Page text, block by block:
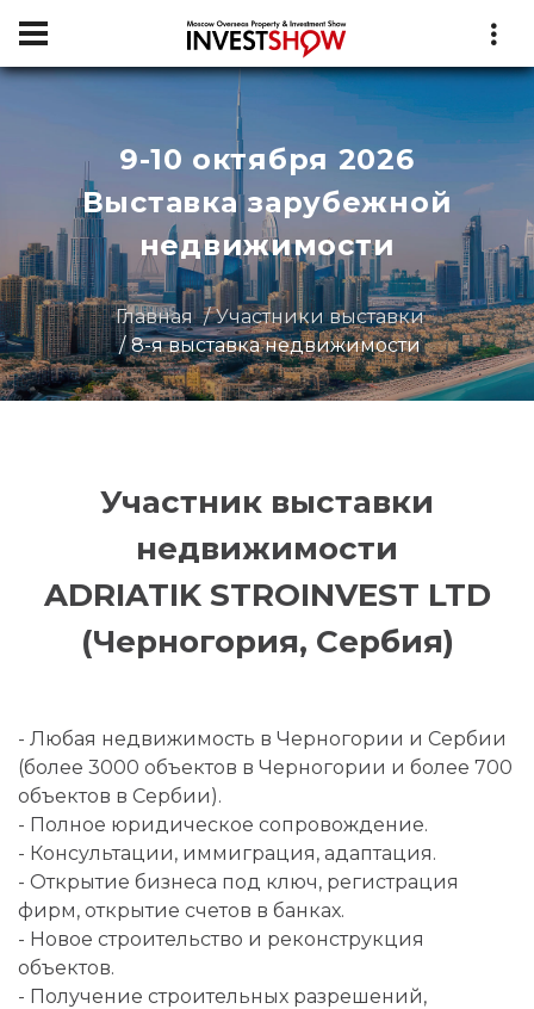
9-10 октября 2026
Выставка зарубежной
недвижимости
Главная
Участники выставки
8-я выставка недвижимости
Участник выставки
недвижимости
ADRIATIK STROINVEST LTD
(Черногория, Сербия)
- Любая недвижимость в Черногории и Сербии
(более 3000 объектов в Черногории и более 700
объектов в Сербии).
- Полное юридическое сопровождение.
- Консультации, иммиграция, адаптация.
- Открытие бизнеса под ключ, регистрация
фирм, открытие счетов в банках.
- Новое строительство и реконструкция
объектов.
- Получение строительных разрешений,